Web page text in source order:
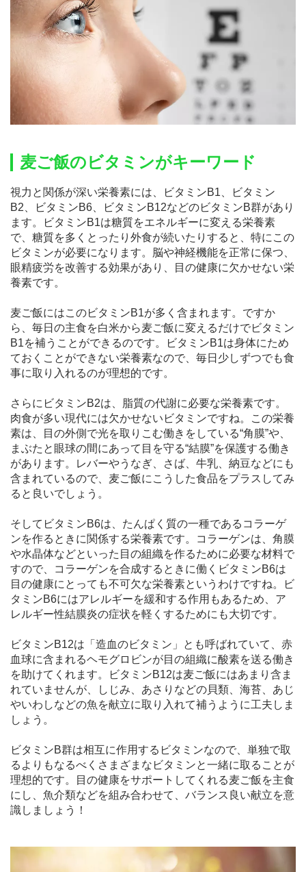
麦ご飯のビタミンがキーワード
視力と関係が深い栄養素には、ビタミンB1、ビタミン
B2、ビタミンB6、ビタミンB12などのビタミンB群があり
ます。ビタミンB1は糖質をエネルギーに変える栄養素
で、糖質を多くとったり外食が続いたりすると、特にこの
ビタミンが必要になります。脳や神経機能を正常に保つ、
眼精疲労を改善する効果があり、目の健康に欠かせない栄
養素です。
麦ご飯にはこのビタミンB1が多く含まれます。ですか
ら、毎日の主食を白米から麦ご飯に変えるだけでビタミン
B1を補うことができるのです。ビタミンB1は身体にため
ておくことができない栄養素なので、毎日少しずつでも食
事に取り入れるのが理想的です。
さらにビタミンB2は、脂質の代謝に必要な栄養素です。
肉食が多い現代には欠かせないビタミンですね。この栄養
素は、目の外側で光を取りこむ働きをしている“角膜”や、
まぶたと眼球の間にあって目を守る“結膜”を保護する働き
があります。レバーやうなぎ、さば、牛乳、納豆などにも
含まれているので、麦ご飯にこうした食品をプラスしてみ
ると良いでしょう。
そしてビタミンB6は、たんぱく質の一種であるコラーゲ
ンを作るときに関係する栄養素です。コラーゲンは、角膜
や水晶体などといった目の組織を作るために必要な材料で
すので、コラーゲンを合成するときに働くビタミンB6は
目の健康にとっても不可欠な栄養素というわけですね。ビ
タミンB6にはアレルギーを緩和する作用もあるため、ア
レルギー性結膜炎の症状を軽くするためにも大切です。
ビタミンB12は「造血のビタミン」とも呼ばれていて、赤
血球に含まれるヘモグロビンが目の組織に酸素を送る働き
を助けてくれます。ビタミンB12は麦ご飯にはあまり含ま
れていませんが、しじみ、あさりなどの貝類、海苔、あじ
やいわしなどの魚を献立に取り入れて補うように工夫しま
しょう。
ビタミンB群は相互に作用するビタミンなので、単独で取
るよりもなるべくさまざまなビタミンと一緒に取ることが
理想的です。目の健康をサポートしてくれる麦ご飯を主食
にし、魚介類などを組み合わせて、バランス良い献立を意
識しましょう！